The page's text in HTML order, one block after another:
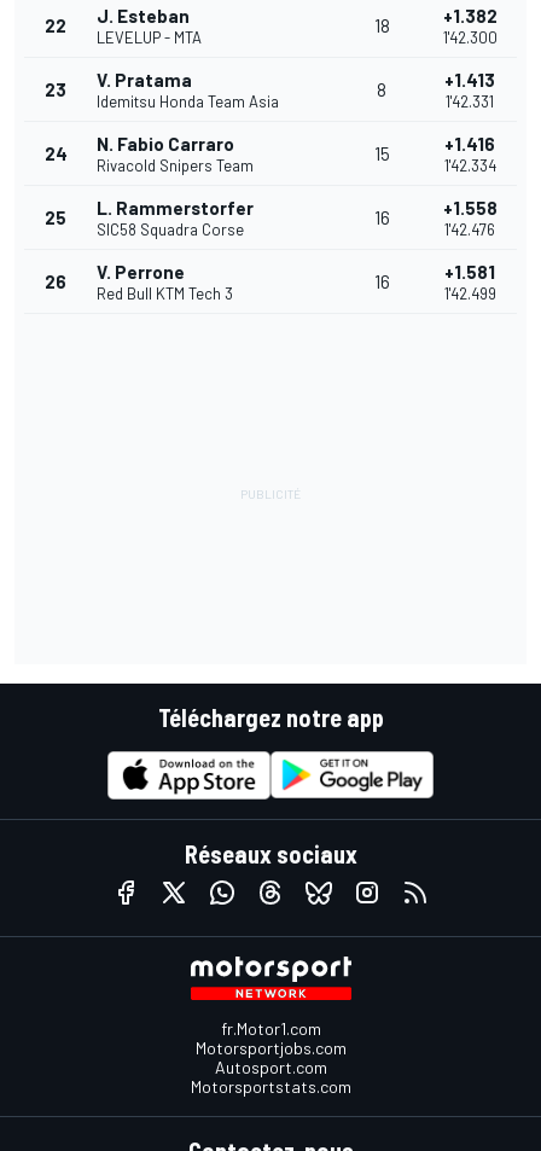
22 J. Esteban
LEVELUP - MTA
18 +1.382
1'42.300
23 V. Pratama
Idemitsu Honda Team Asia
8 +1.413
1'42.331
24 N. Fabio Carraro
Rivacold Snipers Team
15 +1.416
1'42.334
25 L. Rammerstorfer
SIC58 Squadra Corse
16 +1.558
1'42.476
26 V. Perrone
Red Bull KTM Tech 3
16 +1.581
1'42.499
Téléchargez notre app
Réseaux sociaux
fr.Motor1.com
Motorsportjobs.com
Autosport.com
Motorsportstats.com